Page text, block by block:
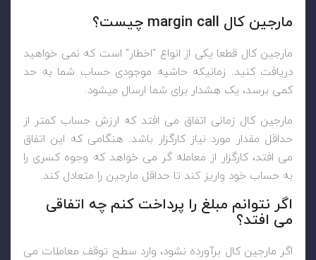
مارجین کال margin call چیست؟
مارجین کال قطعا یکی از انواع "اخطار" است که نمی خواهید
دریافت کنید. زمانیکه حاشیه موجودی حساب شما به حد
کمی برسد، یک هشدار برای شما ارسال میشود.
مارجین کال زمانی اتفاق می افتد که ارزش حساب کمتر از
حداقل مقدار مورد نیاز کارگزار باشد. هنگامی که این اتفاق
می افتد، کارگزار از معامله گر می خواهد که وجوه کسری را
به حساب خود واریز کند تا حداقل مارجین را متعادل کند.
اگر نتوانم مبلغ را پرداخت کنم چه اتفاقی
می افتد؟
اگر مارجین کال برآورده نشود، وارد سطح توقف معاملات می